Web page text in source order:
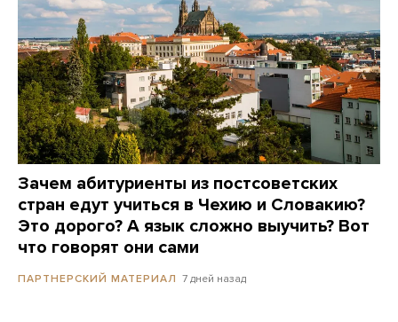
Зачем абитуриенты из постсоветских
стран едут учиться в Чехию и Словакию?
Это дорого? А язык сложно выучить? Вот
что говорят они сами
ПАРТНЕРСКИЙ МАТЕРИАЛ 7 дней назад